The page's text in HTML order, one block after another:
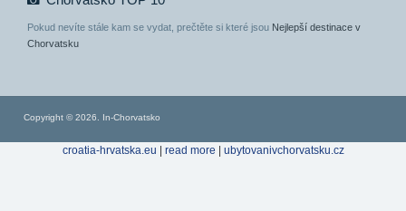
Pokud nevíte stále kam se vydat, prečtěte si které jsou Nejlepší destinace v
Chorvatsku
Copyright © 2026. In-Chorvatsko
croatia-hrvatska.eu | read more | ubytovanivchorvatsku.cz